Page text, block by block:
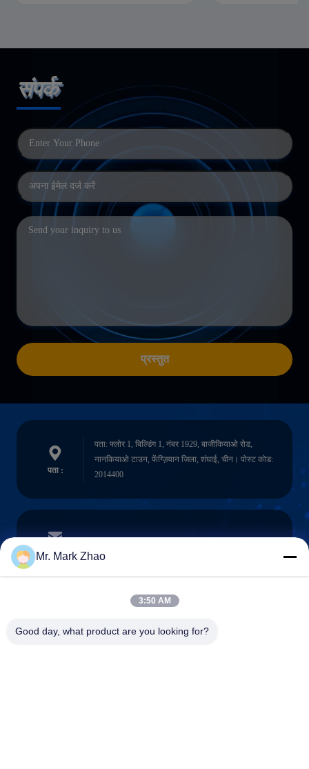
संपर्क
प्रस्तुत
पता :
पता: फ्लोर 1, बिल्डिंग 1, नंबर 1929, बाजीकियाओ रोड,
नानकियाओ टाउन, फेंग्ज़ियान जिला, शंघाई, चीन। पोस्ट कोड:
2014400
ईमेल
फ़ोन :
Mr. Mark Zhao
3:50 AM
Good day, what product are you looking for?